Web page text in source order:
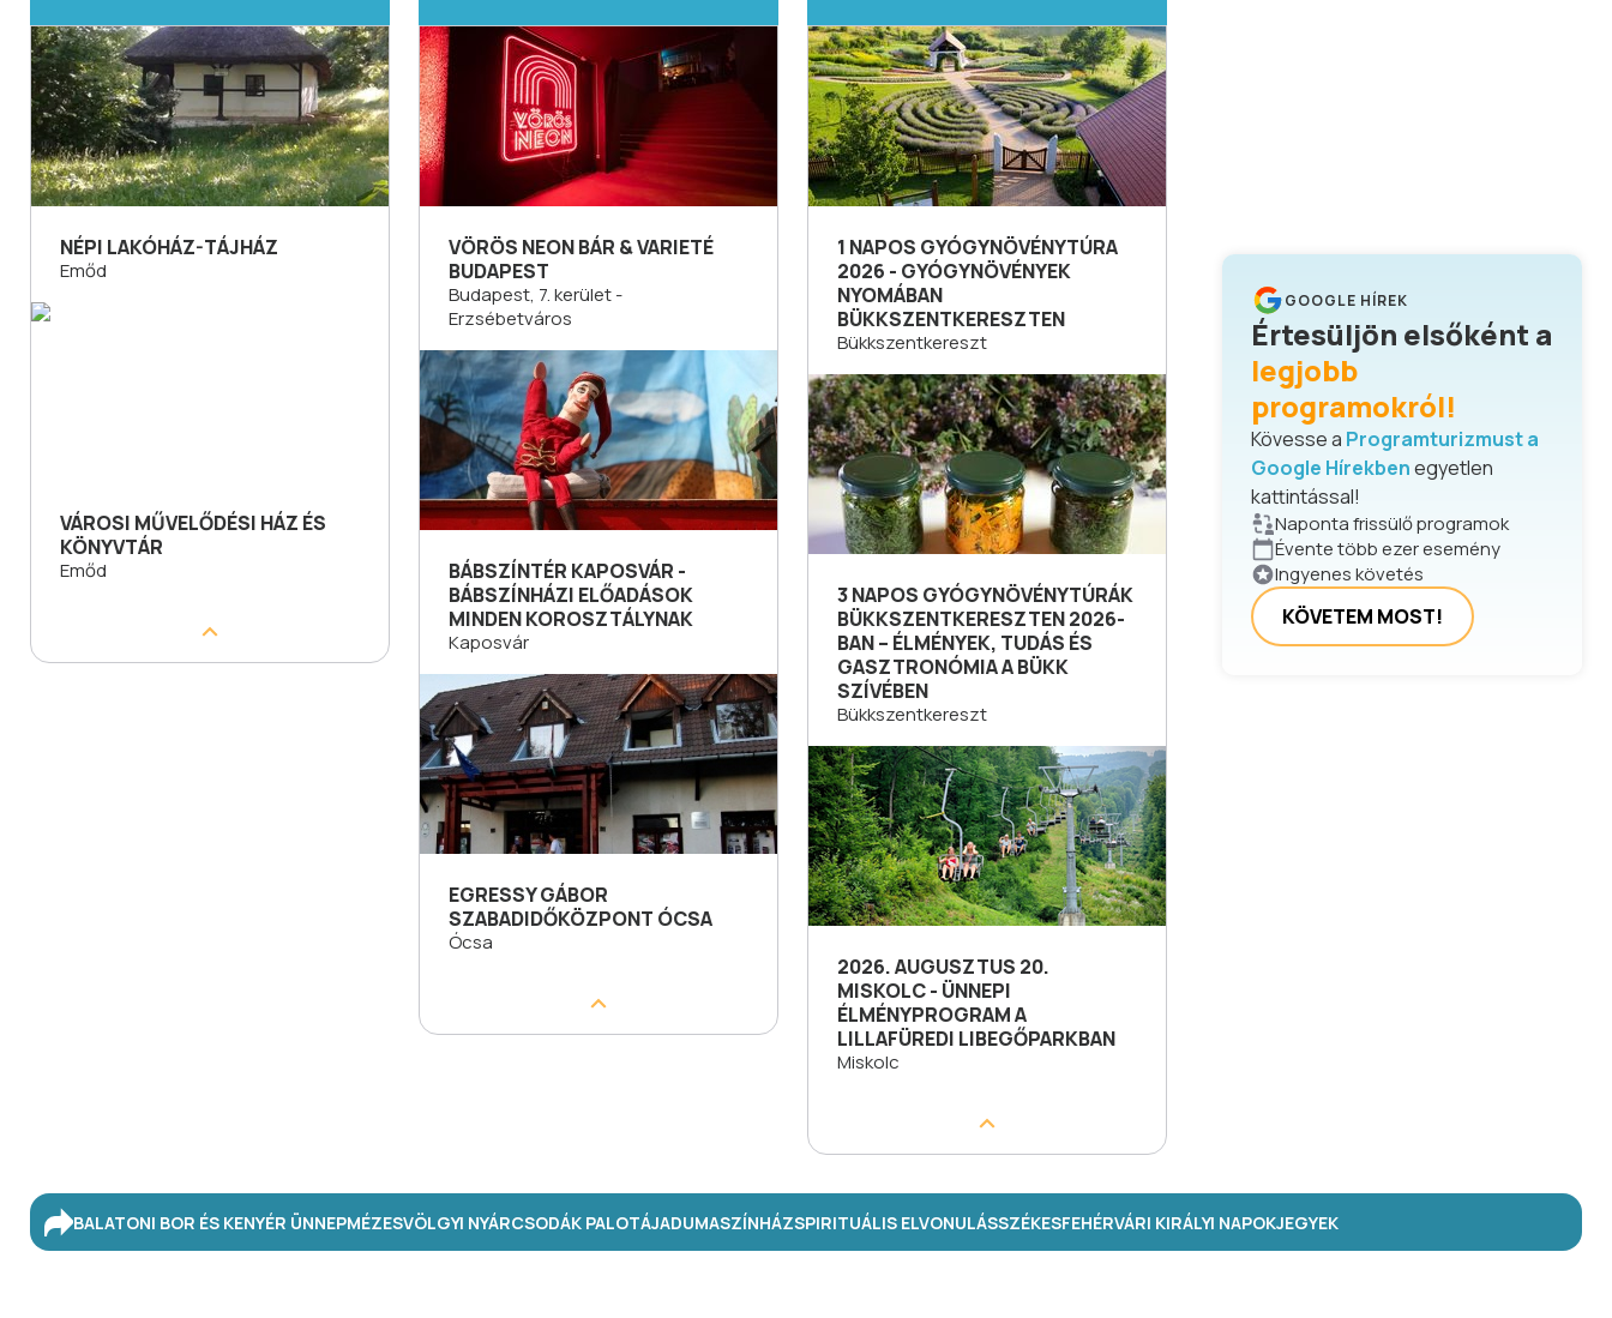
NÉPI LAKÓHÁZ-TÁJHÁZ
Emőd
VÁROSI MŰVELŐDÉSI HÁZ ÉS
KÖNYVTÁR
Emőd
VÖRÖS NEON BÁR & VARIETÉ
BUDAPEST
Budapest, 7. kerület -
Erzsébetváros
BÁBSZÍNTÉR KAPOSVÁR -
BÁBSZÍNHÁZI ELŐADÁSOK
MINDEN KOROSZTÁLYNAK
Kaposvár
EGRESSY GÁBOR
SZABADIDŐKÖZPONT ÓCSA
Ócsa
1 NAPOS GYÓGYNÖVÉNYTÚRA
2026 - GYÓGYNÖVÉNYEK
NYOMÁBAN
BÜKKSZENTKERESZTEN
Bükkszentkereszt
3 NAPOS GYÓGYNÖVÉNYTÚRÁK
BÜKKSZENTKERESZTEN 2026-
BAN – ÉLMÉNYEK, TUDÁS ÉS
GASZTRONÓMIA A BÜKK
SZÍVÉBEN
Bükkszentkereszt
2026. AUGUSZTUS 20.
MISKOLC - ÜNNEPI
ÉLMÉNYPROGRAM A
LILLAFÜREDI LIBEGŐPARKBAN
Miskolc
GOOGLE HÍREK
Értesüljön elsőként a
legjobb
programokról!
Kövesse a Programturizmust a
Google Hírekbenegyetlen
kattintással!
Naponta frissülő programok
Évente több ezer esemény
Ingyenes követés
KÖVETEM MOST!
BALATONI BOR ÉS KENYÉR ÜNNEPMÉZESVÖLGYI NYÁRCSODÁK PALOTÁJADUMASZÍNHÁZSPIRITUÁLIS ELVONULÁSSZÉKESFEHÉRVÁRI KIRÁLYI NAPOKJEGYEK